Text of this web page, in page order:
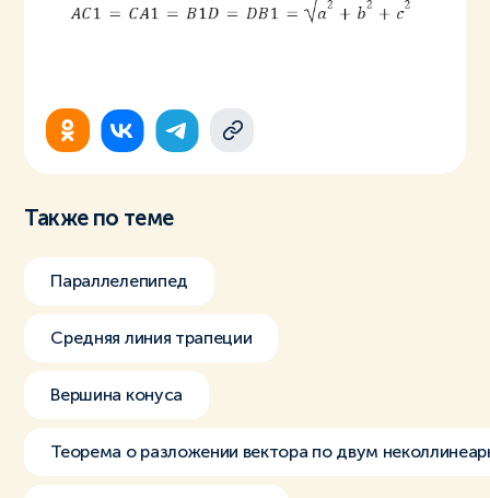
Также по теме
Параллелепипед
Средняя линия трапеции
Вершина конуса
Теорема о разложении вектора по двум